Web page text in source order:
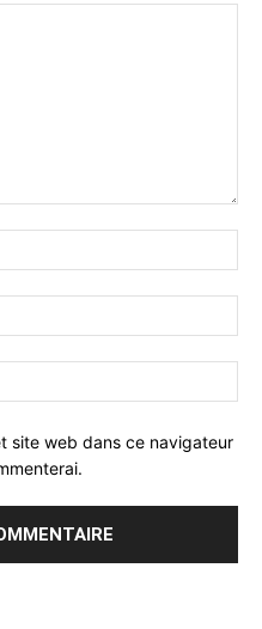
site web dans ce navigateur